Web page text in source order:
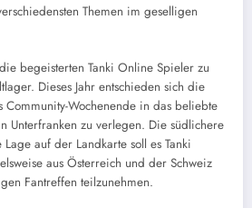
Themen im geselligen
begeisterten Tanki Online Spieler zu
Dieses Jahr entschieden sich die
Wochenende in das beliebte
Unterfranken zu verlegen. Die südlichere
auf der Landkarte soll es Tanki
aus Österreich und der Schweiz
Fantreffen teilzunehmen.